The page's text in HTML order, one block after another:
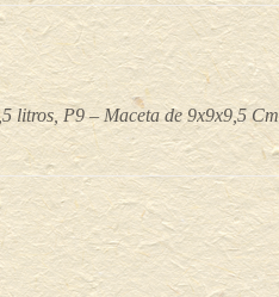
litros, P9 – Maceta de 9x9x9,5 Cm